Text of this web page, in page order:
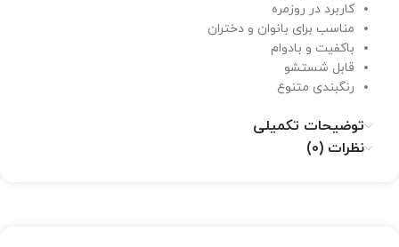
کاربرد در روزمره
مناسب برای بانوان و دختران
باکفیت و بادوام
قابل شستشو
رنگبندی متنوع
توضیحات تکمیلی
نظرات (0)